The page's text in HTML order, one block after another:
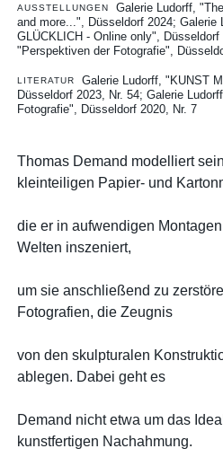
AUSSTELLUNGEN
Galerie Ludorff,
and more...", Düsseldorf 2024 Galerie
GLÜCKLICH - Online only", Düsseldorf
"Perspektiven der Fotografie",
LITERATUR
Galerie Ludorff, "KUNST
Düsseldorf 2023, Nr. 54 Galerie
Fotografie", Düsseldorf 2020, Nr. 7
Thomas Demand modelliert
kleinteiligen Papier- und
die er in aufwendigen
Welten inszeniert,
um sie anschließend zu
Fotografien, die Zeugnis
von den skulpturalen
ablegen. Dabei geht es
Demand nicht etwa um das
kunstfertigen Nachahmung.